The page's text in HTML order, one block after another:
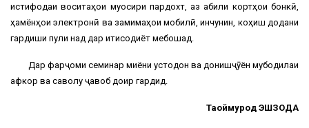
истифодаи воситаҳои муосири пардохт, аз қабили кортҳои бонкӣ,
ҳамёнҳои электронӣ ва замимаҳои мобилӣ, инчунин, коҳиш додани
гардиши пули нақд дар иқтисодиёт мебошад.
Дар фарҷоми семинар миёни устодон ва донишҷӯён мубодилаи
афкор ва саволу ҷавоб доир гардид.
Тағоймурод ЭШЗОДА